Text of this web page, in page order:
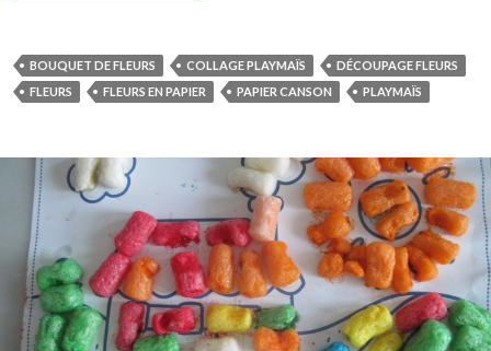
BOUQUET DE FLEURS COLLAGE PLAYMAÏS
DÉCOUPAGE FLEURS
FLEURS
FLEURS EN PAPIER PAPIER CANSON PLAYMAÏS